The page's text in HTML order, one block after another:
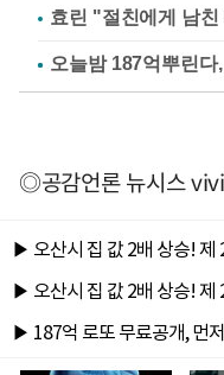
효린 "절친에게 남
◎공감언론 뉴시스